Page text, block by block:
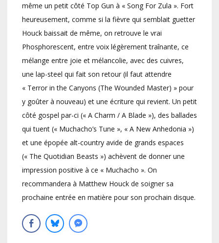
même un petit côté Top Gun à « Song For Zula ». Fort
heureusement, comme si la fièvre qui semblait guetter
Houck baissait de même, on retrouve le vrai
Phosphorescent, entre voix légèrement traînante, ce
mélange entre joie et mélancolie, avec des cuivres,
une lap-steel qui fait son retour (il faut attendre
« Terror in the Canyons (The Wounded Master) » pour
y goûter à nouveau) et une écriture qui revient. Un petit
côté gospel par-ci (« A Charm / A Blade »), des ballades
qui tuent (« Muchacho’s Tune », « A New Anhedonia »)
et une épopée alt-country avide de grands espaces
(« The Quotidian Beasts ») achèvent de donner une
impression positive à ce « Muchacho ». On
recommandera à Matthew Houck de soigner sa
prochaine entrée en matière pour son prochain disque.